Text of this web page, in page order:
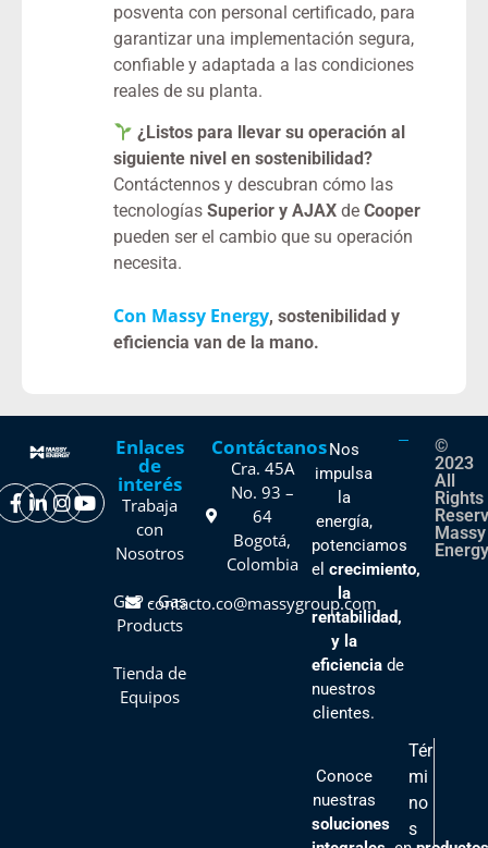
posventa con personal certificado, para
garantizar una implementación segura,
confiable y adaptada a las condiciones
reales de su planta.
¿Listos para llevar su operación al
siguiente nivel en sostenibilidad?
Contáctennos y descubran cómo las
tecnologías Superior y AJAXde Cooper
pueden ser el cambio que su operación
necesita.
Con Massy Energy, sostenibilidad y
eficiencia van de la mano.
Enlaces
de
interés
Trabaja
con
Nosotros
GLP - Gas
Products
Tienda de
Equipos
Contáctanos
Cra. 45A
No. 93 –
64
Bogotá,
Colombia
contacto.co@massygroup.com
Nos
impulsa
la
energía,
potenciamos
el crecimiento,
la
rentabilidad,
y la
eficienciade
nuestros
clientes.
Conoce
nuestras
soluciones
©
2023
All
Rights
Massy
Tér
mi
no
s